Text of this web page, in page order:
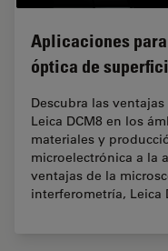
Aplicaciones
óptica de
Descubra las
Leica DCM8 en los
materiales y
microelectrónica a la
ventajas de la
interferometría,